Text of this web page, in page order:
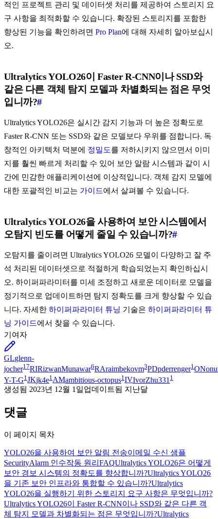
적인 프로젝트 관리 및 데이터셋 처리를 제공하여 스토리지 요
구 사항을 최적화할 수 있습니다. 확장된 스토리지를 포함한
향상된 기능을 확인하려면 Pro Plan에 대해 자세히 알아보십시
오.
Ultralytics YOLO26이 Faster R-CNN이나 SSD와
같은 다른 객체 탐지 모델과 차별화되는 점은 무엇
입니까?#
Ultralytics YOLO26은 실시간 감지 기능과 더 높은 정확도로
Faster R-CNN 또는 SSD와 같은 모델보다 우위를 점합니다. 독
창적인 아키텍처 덕분에 정밀도를 저하시키지 않으면서 이미
지를 훨씬 빠르게 처리할 수 있어 보안 알람 시스템과 같이 시
간에 민감한 애플리케이션에 이상적입니다. 객체 감지 모델에
대한 포괄적인 비교는 가이드에서 살펴볼 수 있습니다.
Ultralytics YOLO26을 사용하여 보안 시스템에서
오탐지 빈도를 어떻게 줄일 수 있습니까?#
오탐지를 줄이려면 Ultralytics YOLO26 모델이 다양하고 잘 주
석 처리된 데이터셋으로 적절하게 학습되었는지 확인하십시
오. 하이퍼파라미터를 미세 조정하고 새로운 데이터로 모델을
정기적으로 업데이트하면 탐지 정확도를 크게 향상할 수 있습
니다. 자세한 하이퍼파라미터 튜닝 기술은 하이퍼파라미터 튜
닝 가이드에서 찾을 수 있습니다.
기여자
GLglenn-
jocher17RIRizwanMunawar6RAraimbekovm3PDpderrenger1ON
Y-T-G1 JKjk4e1 AMambitious-octopus1 IVIvorZhu331 1
생성됨 2023년 12월 1일업데이트됨 지난달
댓글
이 페이지 목차
YOLO26을 사용하여 보안 알림 전송이메일 수신 샘플
SecurityAlarm 인수작동 원리 FAQUltralytics YOLO26은 어떻게
보안 경보 시스템의 정확도를 향상합니까?Ultralytics YOLO26
을 기존 보안 인프라와 통합할 수 있습니까?Ultralytics
YOLO26을 실행하기 위한 스토리지 요구 사항은 무엇입니까?
Ultralytics YOLO26이 Faster R-CNN이나 SSD와 같은 다른 객
체 탐지 모델과 차별화되는 점은 무엇입니까?Ultralytics